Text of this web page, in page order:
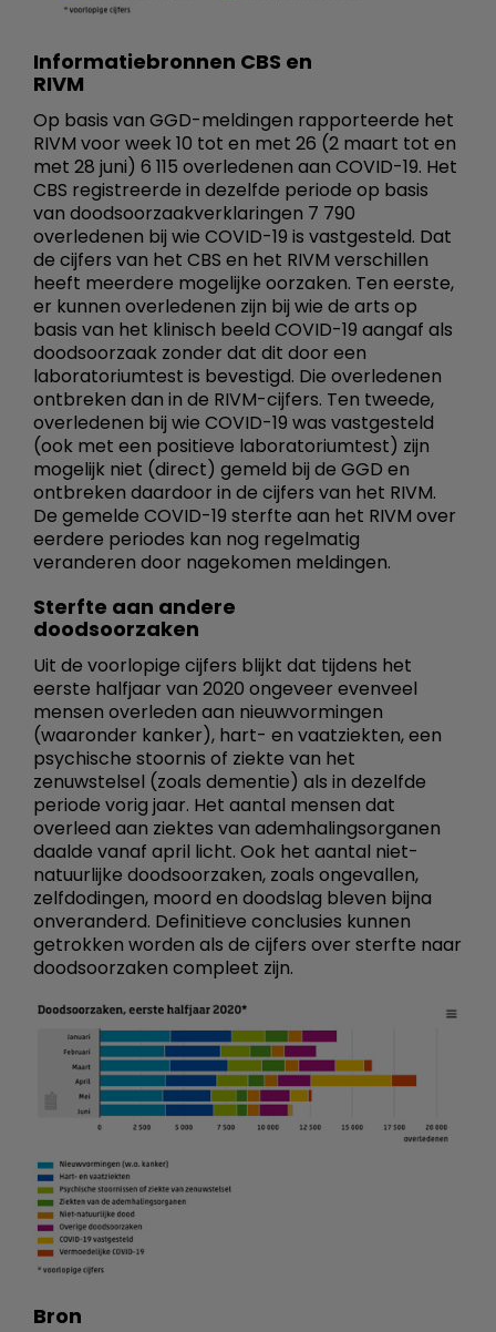
Informatiebronnen CBS en
RIVM
Op basis van GGD-meldingen rapporteerde het
RIVM voor week 10 tot en met 26 (2 maart tot en
met 28 juni) 6 115 overledenen aan COVID-19. Het
CBS registreerde in dezelfde periode op basis
van doodsoorzaakverklaringen 7 790
overledenen bij wie COVID-19 is vastgesteld. Dat
de cijfers van het CBS en het RIVM verschillen
heeft meerdere mogelijke oorzaken. Ten eerste,
er kunnen overledenen zijn bij wie de arts op
basis van het klinisch beeld COVID-19 aangaf als
doodsoorzaak zonder dat dit door een
laboratoriumtest is bevestigd. Die overledenen
ontbreken dan in de RIVM-cijfers. Ten tweede,
overledenen bij wie COVID-19 was vastgesteld
(ook met een positieve laboratoriumtest) zijn
mogelijk niet (direct) gemeld bij de GGD en
ontbreken daardoor in de cijfers van het RIVM.
De gemelde COVID-19 sterfte aan het RIVM over
eerdere periodes kan nog regelmatig
veranderen door nagekomen meldingen.
Sterfte aan andere
doodsoorzaken
Uit de voorlopige cijfers blijkt dat tijdens het
eerste halfjaar van 2020 ongeveer evenveel
mensen overleden aan nieuwvormingen
(waaronder kanker), hart- en vaatziekten, een
psychische stoornis of ziekte van het
zenuwstelsel (zoals dementie) als in dezelfde
periode vorig jaar. Het aantal mensen dat
overleed aan ziektes van ademhalingsorganen
daalde vanaf april licht. Ook het aantal niet-
natuurlijke doodsoorzaken, zoals ongevallen,
zelfdodingen, moord en doodslag bleven bijna
onveranderd. Definitieve conclusies kunnen
getrokken worden als de cijfers over sterfte naar
doodsoorzaken compleet zijn.
Bron